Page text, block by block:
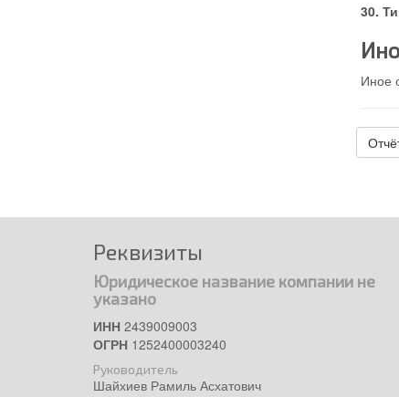
Иное
Реквизиты
Юридическое название компании не
указано
ИНН 2439009003
ОГРН 1252400003240
Руководитель
Шайхиев Рамиль Асхатович